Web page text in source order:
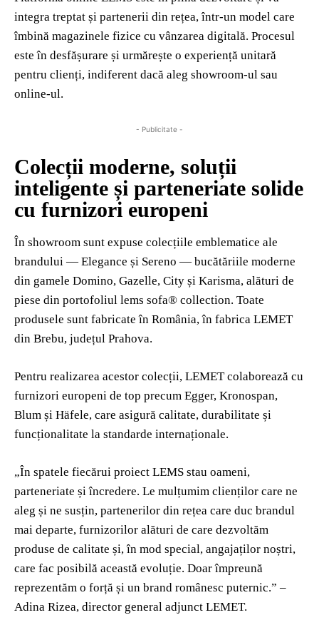
integra treptat și partenerii din rețea, într-un model care
îmbină magazinele fizice cu vânzarea digitală. Procesul
este în desfășurare și urmărește o experiență unitară
pentru clienți, indiferent dacă aleg showroom-ul sau
online-ul.
- Publicitate -
Colecții moderne, soluții
inteligente și parteneriate solide
cu furnizori europeni
În showroom sunt expuse colecțiile emblematice ale
brandului — Elegance și Sereno — bucătăriile moderne
din gamele Domino, Gazelle, City și Karisma, alături de
piese din portofoliul lems sofa® collection. Toate
produsele sunt fabricate în România, în fabrica LEMET
din Brebu, județul Prahova.
Pentru realizarea acestor colecții, LEMET colaborează cu
furnizori europeni de top precum Egger, Kronospan,
Blum și Häfele, care asigură calitate, durabilitate și
funcționalitate la standarde internaționale.
„În spatele fiecărui proiect LEMS stau oameni,
parteneriate și încredere. Le mulțumim clienților care ne
aleg și ne susțin, partenerilor din rețea care duc brandul
mai departe, furnizorilor alături de care dezvoltăm
produse de calitate și, în mod special, angajaților noștri,
care fac posibilă această evoluție. Doar împreună
reprezentăm o forță și un brand românesc puternic.” –
Adina Rizea, director general adjunct LEMET.